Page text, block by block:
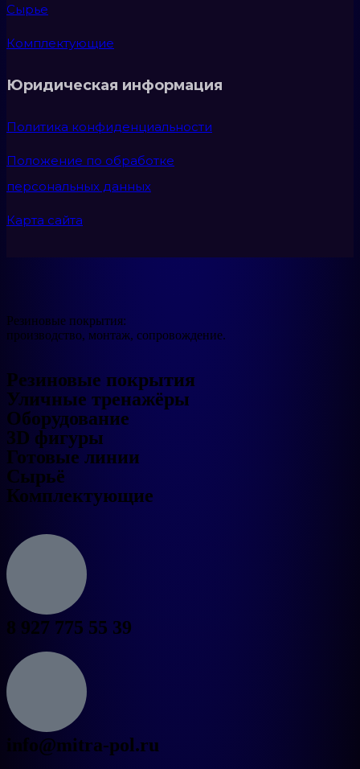
Сырье
Комплектующие
Юридическая информация
Политика конфиденциальности
Положение по обработке
персональных данных
Карта сайта
Резиновые покрытия:
производство, монтаж, сопровождение.
Резиновые покрытия
Уличные тренажёры
Оборудование
3D фигуры
Готовые линии
Сырьё
Комплектующие
8 927 775 55 39
info@mitra-pol.ru